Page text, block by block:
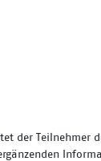
der Teilnehmer